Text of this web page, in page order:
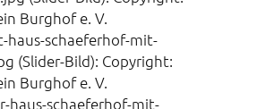
Burghof e. V.
haus-schaeferhof-mit-
(Slider-Bild): Copyright:
Burghof e. V.
haus-schaeferhof-mit-